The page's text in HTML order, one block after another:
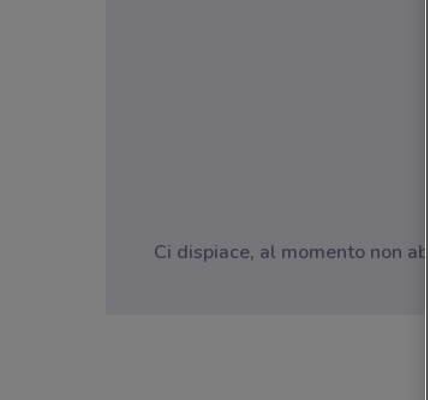
Ci dispiace, al momento non